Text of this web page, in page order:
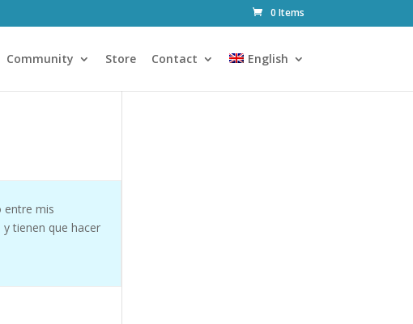
0 Items
Community Store Contact English
entre mis
tienen que hacer